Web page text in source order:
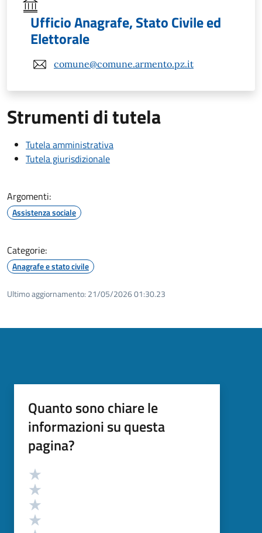
Ufficio Anagrafe, Stato Civile ed
Elettorale
comune@comune.armento.pz.it
Strumenti di tutela
Tutela amministrativa
Tutela giurisdizionale
Argomenti:
Assistenza sociale
Categorie:
Anagrafe e stato civile
Ultimo aggiornamento: 21/05/2026 01:30.23
Quanto sono chiare le
informazioni su questa
pagina?
Valutazione